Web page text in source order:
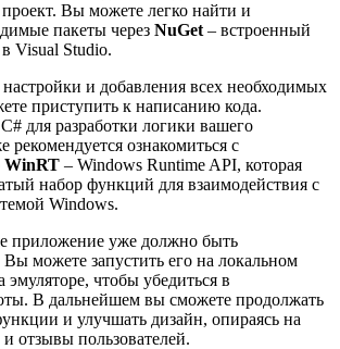
Вы можете легко найти и
пакеты через NuGet – встроенный
Visual Studio.
и добавления всех необходимых
приступить к написанию кода.
для разработки логики вашего
ознакомиться с
WinRT – Windows Runtime API, которая
набор функций для взаимодействия с
Windows.
приложение уже должно быть
можете запустить его на локальном
чтобы убедиться в
В дальнейшем вы сможете продолжать
и улучшать дизайн, опираясь на
отзывы пользователей.